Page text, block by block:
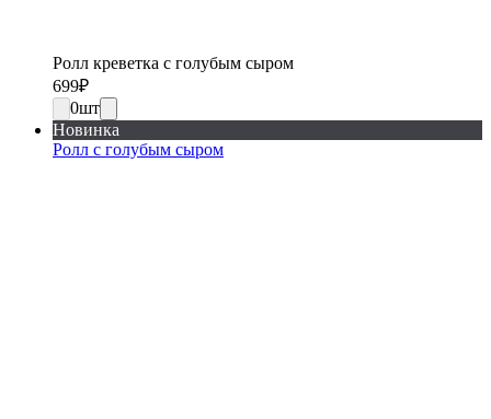
Ролл креветка с голубым сыром
699₽
0шт
Новинка
Ролл с голубым сыром